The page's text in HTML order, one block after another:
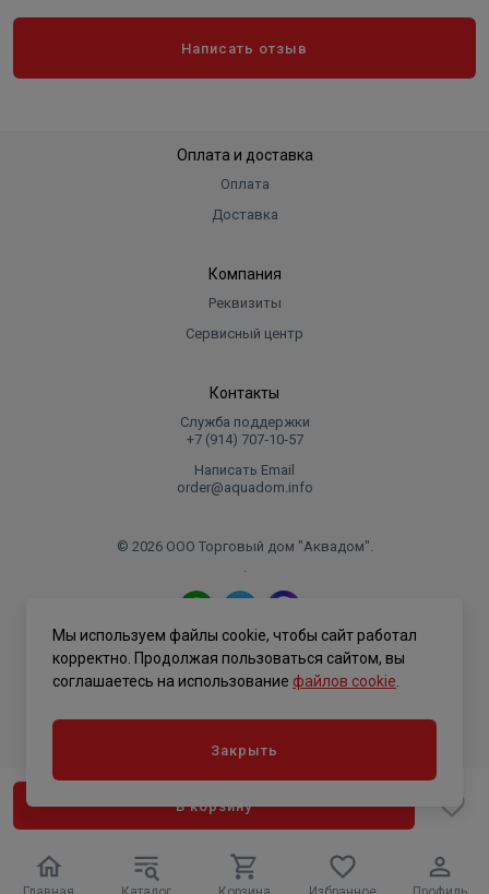
В корзину
Написать отзыв
Оплата и доставка
Оплата
Доставка
Компания
Реквизиты
Сервисный центр
Контакты
Служба поддержки
+7 (914) 707‑10‑57
Написать Email
order@aquadom.info
© 2026 ООО Торговый дом "Аквадом".
.
Политика конфиденциальности
Мы используем файлы cookie, чтобы сайт работал
корректно. Продолжая пользоваться сайтом, вы
соглашаетесь на использование файлов cookie
Закрыть